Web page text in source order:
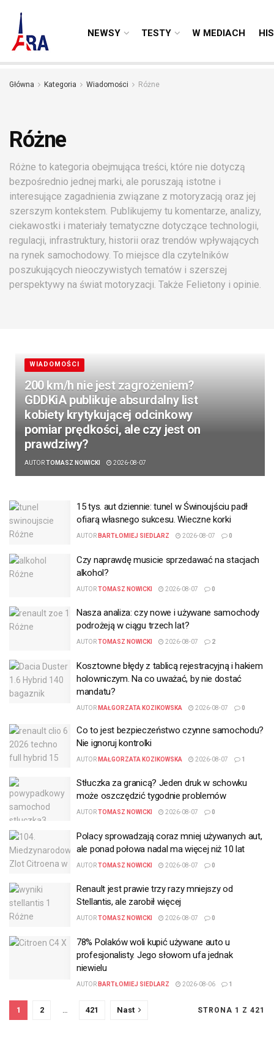
NEWSY TESTY W MEDIACH
Główna Kategoria Wiadomości Różne
Różne
Różne to kategoria obejmująca treści, które nie dotyczą
bezpośrednio jednej marki, ale poruszają istotne i
interesujące zagadnienia związane z motoryzacją oraz jej
szerszym kontekstem. Publikujemy tu komentarze, analizy,
ciekawostki i materiały tematyczne dotyczące technologii,
regulacji, infrastruktury, historii oraz trendów wpływających
na rynek samochodowy. To miejsce dla czytelników
poszukujących nieoczywistych tematów i szerszej
perspektywy na świat motoryzacji. Także Felietony i opinie.
WIADOMOŚCI
200 km/h nie jest zagrożeniem?
GDDKiA publikuje absurdalny list
kobiety krytykującej odcinkowy
pomiar prędkości, ale czy jest on
prawdziwy?
AUTORTOMASZ NOWICKI 2026-08-07
15 tys. aut dziennie: tunel w Świnoujściu padł
ofiarą własnego sukcesu. Wieczne korki
AUTOR BARTŁOMIEJ SIEDLARZ 2026-08-07 0
Czy naprawdę musicie sprzedawać na stacjach
alkohol?
AUTORTOMASZ NOWICKI 2026-08-07 0
Nasza analiza: czy nowe i używane samochody
podrożeją w ciągu trzech lat?
AUTORTOMASZ NOWICKI 2026-08-07 2
Kosztowne błędy z tablicą rejestracyjną i hakiem
holowniczym. Na co uważać, by nie dostać
mandatu?
AUTOR MAŁGORZATA KOZIKOWSKA 2026-08-07 0
Co to jest bezpieczeństwo czynne samochodu?
Nie ignoruj kontrolki
AUTOR MAŁGORZATA KOZIKOWSKA 2026-08-07 1
Stłuczka za granicą? Jeden druk w schowku
może oszczędzić tygodnie problemów
AUTORTOMASZ NOWICKI 2026-08-07 0
Polacy sprowadzają coraz mniej używanych aut,
ale ponad połowa nadal ma więcej niż 10 lat
AUTORTOMASZ NOWICKI 2026-08-07 0
Renault jest prawie trzy razy mniejszy od
Stellantis, ale zarobił więcej
AUTORTOMASZ NOWICKI 2026-08-07 0
78% Polaków woli kupić używane auto u
profesjonalisty. Jego słowom ufa jednak
niewielu
AUTOR BARTŁOMIEJ SIEDLARZ 2026-08-06 1
STRONA 1 Z 421
1 2 421 Nast